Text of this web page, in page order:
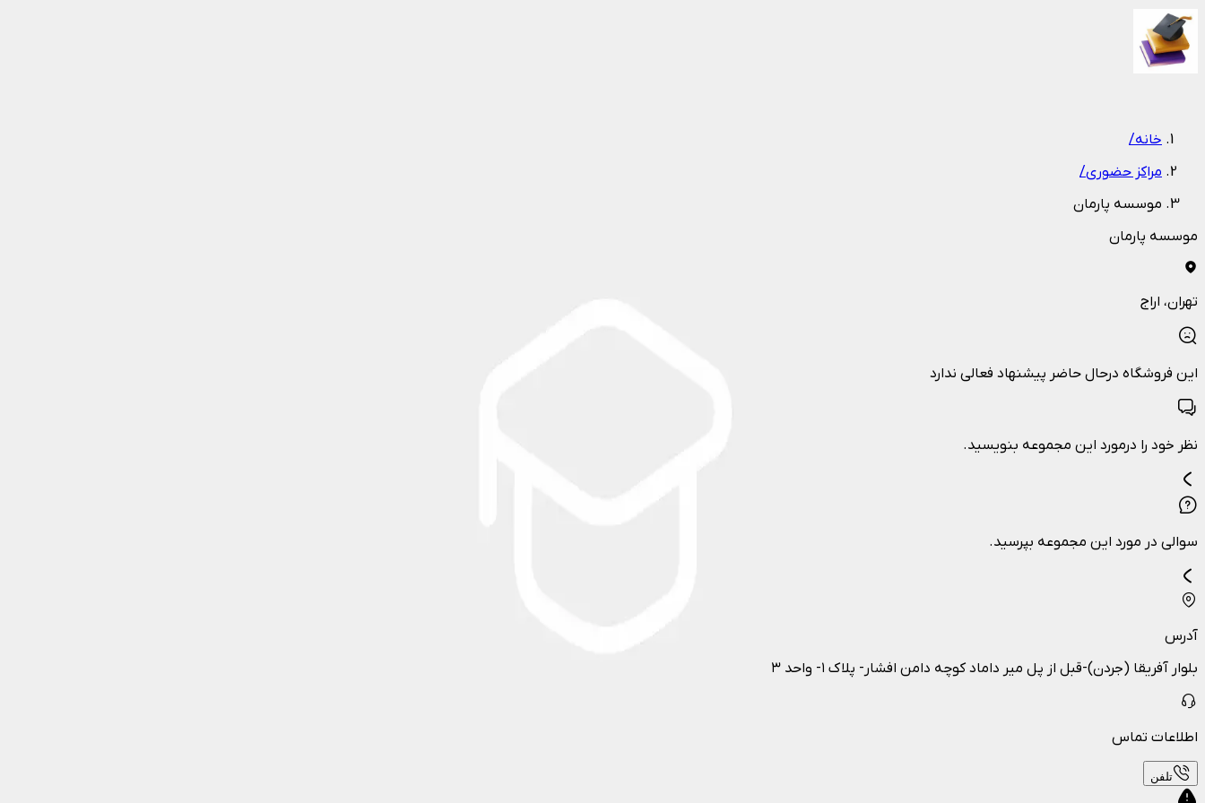
خانه/
مراکز حضوری/
موسسه پارمان
موسسه پارمان
تهران، اراج
این فروشگاه درحال حاضر پیشنهاد فعالی ندارد
نظر خود را درمورد این مجموعه بنویسید.
سوالی در مورد این مجموعه بپرسید.
آدرس
بلوار آفریقا (جردن)-قبل از پل میر داماد کوچه دامن افشار- پلاک ۱- واحد ۳
اطلاعات تماس
تلفن